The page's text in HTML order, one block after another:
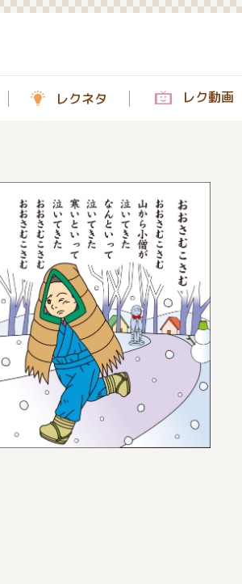
レクネタ レク動画